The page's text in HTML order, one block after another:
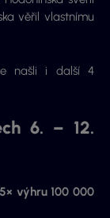
věřil vlastnímu
našli i další 4
6. – 12.
5× výhru 100 000